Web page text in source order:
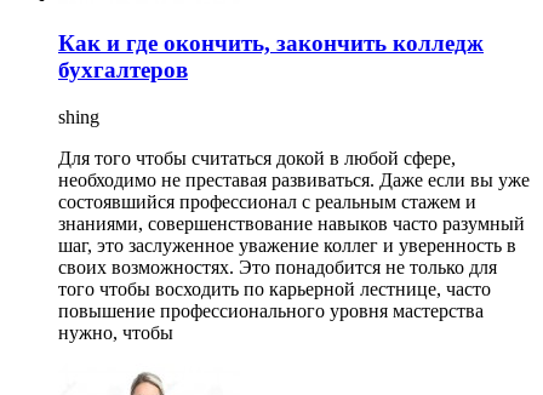
Как и где окончить, закончить колледж
бухгалтеров
shing
Для того чтобы считаться докой в любой сфере,
необходимо не преставая развиваться. Даже если вы уже
состоявшийся профессионал с реальным стажем и
знаниями, совершенствование навыков часто разумный
шаг, это заслуженное уважение коллег и уверенность в
своих возможностях. Это понадобится не только для
того чтобы восходить по карьерной лестнице, часто
повышение профессионального уровня мастерства
нужно, чтобы